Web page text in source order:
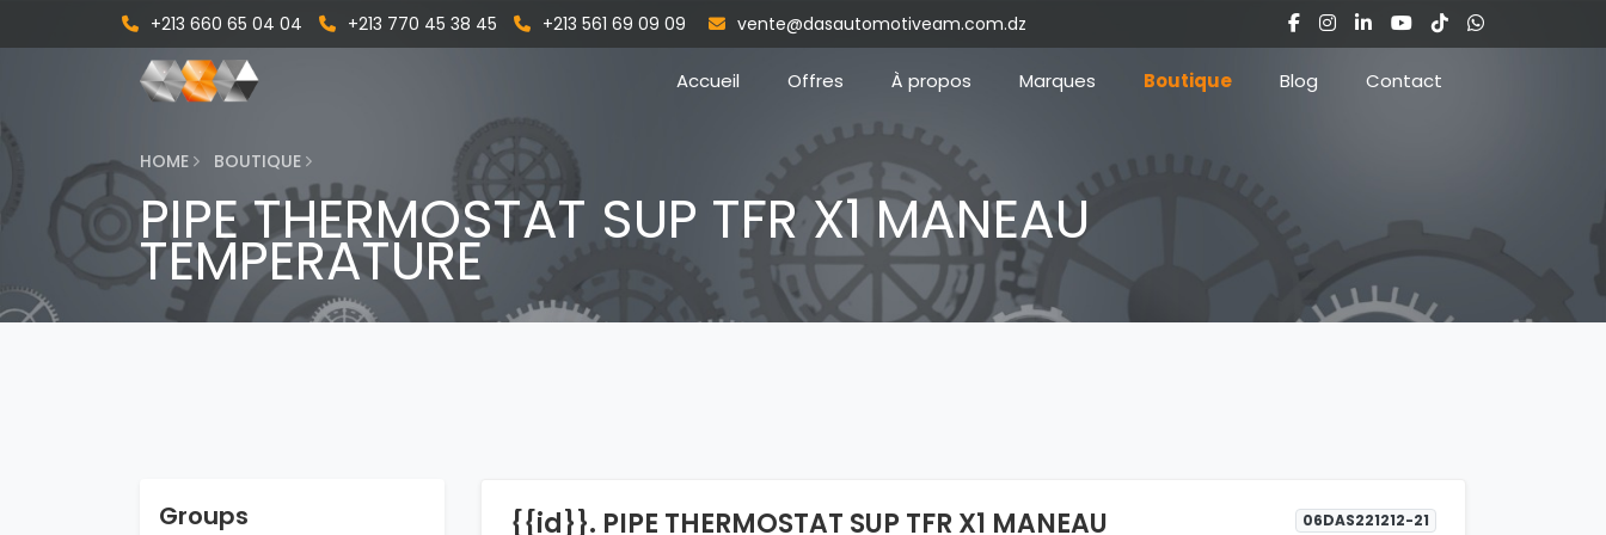
+213 660 65 04 04 +213 770 45 38 45 +213 561 69 09 09 vente@dasautomotiveam.com.dz
Accueil Offres À propos Marques Boutique Blog Contact
HOME BOUTIQUE
PIPE THERMOSTAT SUP TFR X1 MANEAU
TEMPERATURE
Groups
{{id}}. PIPE THERMOSTAT SUP TFR X1 MANEAU
06DAS221212-21